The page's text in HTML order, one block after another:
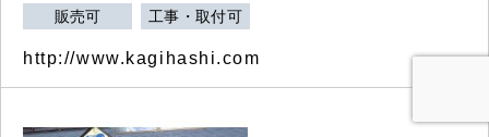
販売可 工事・取付可
http://www.kagihashi.com